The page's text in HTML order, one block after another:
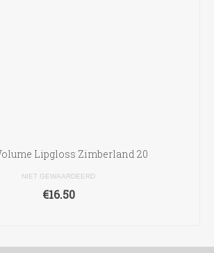
Lipgloss Zimberland 20
NIET GEWAARDEERD
€16.50